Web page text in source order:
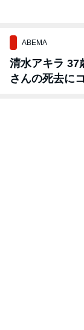
ABEMA
清水アキラ 37
さんの死去に